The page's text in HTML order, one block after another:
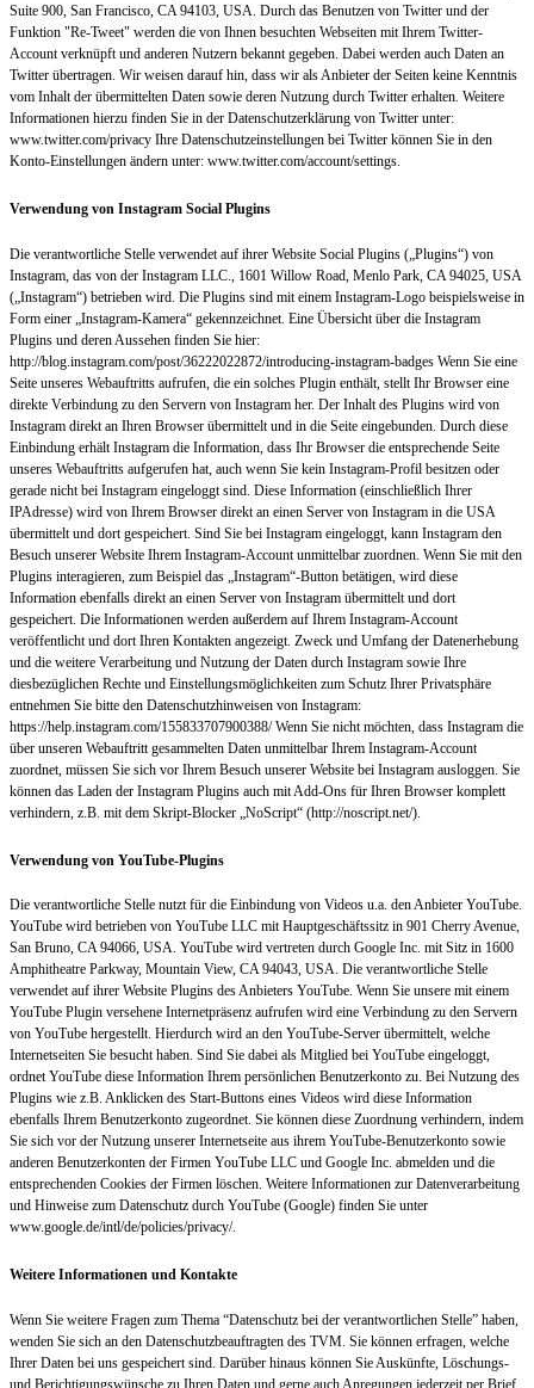
Suite 900, San Francisco, CA 94103, USA. Durch das Benutzen von Twitter und der
Funktion "Re-Tweet" werden die von Ihnen besuchten Webseiten mit Ihrem Twitter-
Account verknüpft und anderen Nutzern bekannt gegeben. Dabei werden auch Daten an
Twitter übertragen. Wir weisen darauf hin, dass wir als Anbieter der Seiten keine Kenntnis
vom Inhalt der übermittelten Daten sowie deren Nutzung durch Twitter erhalten. Weitere
Informationen hierzu finden Sie in der Datenschutzerklärung von Twitter unter:
www.twitter.com/privacy Ihre Datenschutzeinstellungen bei Twitter können Sie in den
Konto-Einstellungen ändern unter: www.twitter.com/account/settings.
Verwendung von Instagram Social Plugins
Die verantwortliche Stelle verwendet auf ihrer Website Social Plugins („Plugins“) von
Instagram, das von der Instagram LLC., 1601 Willow Road, Menlo Park, CA 94025, USA
(„Instagram“) betrieben wird. Die Plugins sind mit einem Instagram-Logo beispielsweise in
Form einer „Instagram-Kamera“ gekennzeichnet. Eine Übersicht über die Instagram
Plugins und deren Aussehen finden Sie hier:
http://blog.instagram.com/post/36222022872/introducing-instagram-badges Wenn Sie eine
Seite unseres Webauftritts aufrufen, die ein solches Plugin enthält, stellt Ihr Browser eine
direkte Verbindung zu den Servern von Instagram her. Der Inhalt des Plugins wird von
Instagram direkt an Ihren Browser übermittelt und in die Seite eingebunden. Durch diese
Einbindung erhält Instagram die Information, dass Ihr Browser die entsprechende Seite
unseres Webauftritts aufgerufen hat, auch wenn Sie kein Instagram-Profil besitzen oder
gerade nicht bei Instagram eingeloggt sind. Diese Information (einschließlich Ihrer
IPAdresse) wird von Ihrem Browser direkt an einen Server von Instagram in die USA
übermittelt und dort gespeichert. Sind Sie bei Instagram eingeloggt, kann Instagram den
Besuch unserer Website Ihrem Instagram-Account unmittelbar zuordnen. Wenn Sie mit den
Plugins interagieren, zum Beispiel das „Instagram“-Button betätigen, wird diese
Information ebenfalls direkt an einen Server von Instagram übermittelt und dort
gespeichert. Die Informationen werden außerdem auf Ihrem Instagram-Account
veröffentlicht und dort Ihren Kontakten angezeigt. Zweck und Umfang der Datenerhebung
und die weitere Verarbeitung und Nutzung der Daten durch Instagram sowie Ihre
diesbezüglichen Rechte und Einstellungsmöglichkeiten zum Schutz Ihrer Privatsphäre
entnehmen Sie bitte den Datenschutzhinweisen von Instagram:
https://help.instagram.com/155833707900388/ Wenn Sie nicht möchten, dass Instagram die
über unseren Webauftritt gesammelten Daten unmittelbar Ihrem Instagram-Account
zuordnet, müssen Sie sich vor Ihrem Besuch unserer Website bei Instagram ausloggen. Sie
können das Laden der Instagram Plugins auch mit Add-Ons für Ihren Browser komplett
verhindern, z.B. mit dem Skript-Blocker „NoScript“ (http://noscript.net/).
Verwendung von YouTube-Plugins
Die verantwortliche Stelle nutzt für die Einbindung von Videos u.a. den Anbieter YouTube.
YouTube wird betrieben von YouTube LLC mit Hauptgeschäftssitz in 901 Cherry Avenue,
San Bruno, CA 94066, USA. YouTube wird vertreten durch Google Inc. mit Sitz in 1600
Amphitheatre Parkway, Mountain View, CA 94043, USA. Die verantwortliche Stelle
verwendet auf ihrer Website Plugins des Anbieters YouTube. Wenn Sie unsere mit einem
YouTube Plugin versehene Internetpräsenz aufrufen wird eine Verbindung zu den Servern
von YouTube hergestellt. Hierdurch wird an den YouTube-Server übermittelt, welche
Internetseiten Sie besucht haben. Sind Sie dabei als Mitglied bei YouTube eingeloggt,
ordnet YouTube diese Information Ihrem persönlichen Benutzerkonto zu. Bei Nutzung des
Plugins wie z.B. Anklicken des Start-Buttons eines Videos wird diese Information
ebenfalls Ihrem Benutzerkonto zugeordnet. Sie können diese Zuordnung verhindern, indem
Sie sich vor der Nutzung unserer Internetseite aus ihrem YouTube-Benutzerkonto sowie
anderen Benutzerkonten der Firmen YouTube LLC und Google Inc. abmelden und die
entsprechenden Cookies der Firmen löschen. Weitere Informationen zur Datenverarbeitung
und Hinweise zum Datenschutz durch YouTube (Google) finden Sie unter
www.google.de/intl/de/policies/privacy/.
Weitere Informationen und Kontakte
Wenn Sie weitere Fragen zum Thema “Datenschutz bei der verantwortlichen Stelle” haben,
wenden Sie sich an den Datenschutzbeauftragten des TVM. Sie können erfragen, welche
Ihrer Daten bei uns gespeichert sind. Darüber hinaus können Sie Auskünfte, Löschungs-
und Berichtigungswünsche zu Ihren Daten und gerne auch Anregungen jederzeit per Brief